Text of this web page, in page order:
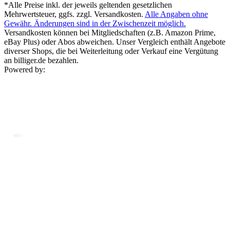
*Alle Preise inkl. der jeweils geltenden gesetzlichen
Mehrwertsteuer, ggfs. zzgl. Versandkosten. Alle Angaben ohne
Gewähr. Änderungen sind in der Zwischenzeit möglich.
Versandkosten können bei Mitgliedschaften (z.B. Amazon Prime,
eBay Plus) oder Abos abweichen. Unser Vergleich enthält Angebote
diverser Shops, die bei Weiterleitung oder Verkauf eine Vergütung
an billiger.de bezahlen.
Powered by: